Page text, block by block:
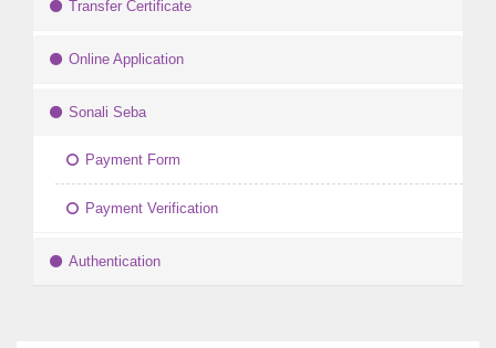
Transfer Certificate
Online Application
Sonali Seba
Payment Form
Payment Verification
Authentication